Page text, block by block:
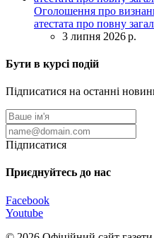
Оголошення про
атестата про повну
3 липня 2026 р.
Бути в курсі подій
Підписатися на останні
Підписатися
Приєднуйтесь до нас
Facebook
Youtube